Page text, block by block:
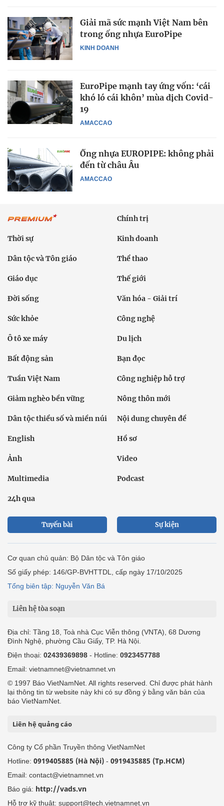
KINH DOANH
Giải mã sức mạnh Việt Nam bên
trong ống nhựa EuroPipe
AMACCAO
EuroPipe mạnh tay ứng vốn: ‘cái
khó ló cái khôn’ mùa dịch Covid-
19
AMACCAO
Ống nhựa EUROPIPE: không phải
đến từ châu Âu
Chính trị
Thời sự Kinh doanh
Dân tộc và Tôn giáo Thể thao
Giáo dục Thế giới
Đời sống Văn hóa - Giải trí
Sức khỏe Công nghệ
Ô tô xe máy Du lịch
Bất động sản Bạn đọc
Tuần Việt Nam Công nghiệp hỗ trợ
Giảm nghèo bền vững Nông thôn mới
Dân tộc thiểu số và miền núi Nội dung chuyên đề
English Hồ sơ
Ảnh Video
Multimedia Podcast
24h qua
Tuyến bài Sự kiện
Cơ quan chủ quản: Bộ Dân tộc và Tôn giáo
Số giấy phép: 146/GP-BVHTTDL, cấp ngày 17/10/2025
Tổng biên tập: Nguyễn Văn Bá
Liên hệ tòa soạn
Địa chỉ: Tầng 18, Toà nhà Cục Viễn thông (VNTA), 68 Dương
Đình Nghệ, phường Cầu Giấy, TP. Hà Nội.
Điện thoại: 02439369898 - Hotline: 0923457788
Email: vietnamnet@vietnamnet.vn
© 1997 Báo VietNamNet. All rights reserved. Chỉ được phát hành
lại thông tin từ website này khi có sự đồng ý bằng văn bản của
báo VietNamNet.
Liên hệ quảng cáo
Công ty Cổ phần Truyền thông VietNamNet
Hotline: 0919405885 (Hà Nội) - 0919435885 (Tp.HCM)
Email: contact@vietnamnet.vn
Báo giá: http://vads.vn
Hỗ trợ kỹ thuật: support@tech.vietnamnet.vn